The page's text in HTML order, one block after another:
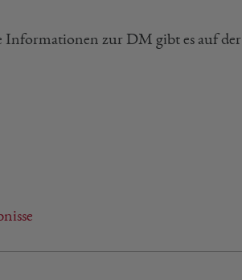
Informationen zur DM gibt es auf der